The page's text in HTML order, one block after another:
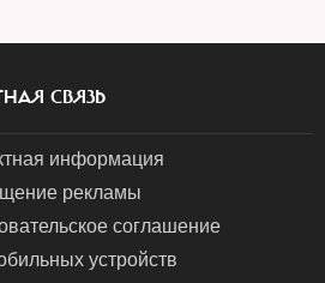
СВЯЗЬ
информация
рекламы
соглашение
устройств